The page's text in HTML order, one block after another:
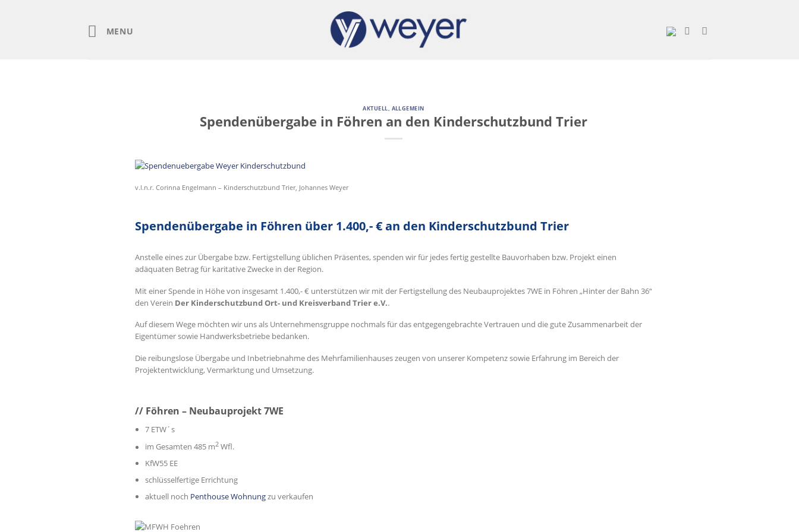
MENU
AKTUELL, ALLGEMEIN
Spendenübergabe in Föhren an den Kinderschutzbund Trier
v.l.n.r. Corinna Engelmann – Kinderschutzbund Trier, Johannes Weyer
Spendenübergabe in Föhren über 1.400,- € an den Kinderschutzbund Trier
Anstelle eines zur Übergabe bzw. Fertigstellung üblichen Präsentes, spenden wir für jedes fertig gestellte Bauvorhaben bzw. Projekt einen
adäquaten Betrag für karitative Zwecke in der Region.
Mit einer Spende in Höhe von insgesamt 1.400,- € unterstützen wir mit der Fertigstellung des Neubauprojektes 7WE in Föhren „Hinter der Bahn 36“
den Verein Der Kinderschutzbund Ort- und Kreisverband Trier e.V..
Auf diesem Wege möchten wir uns als Unternehmensgruppe nochmals für das entgegengebrachte Vertrauen und die gute Zusammenarbeit der
Eigentümer sowie Handwerksbetriebe bedanken.
Die reibungslose Übergabe und Inbetriebnahme des Mehrfamilienhauses zeugen von unserer Kompetenz sowie Erfahrung im Bereich der
Projektentwicklung, Vermarktung und Umsetzung.
// Föhren – Neubauprojekt 7WE
7 ETW´s
im Gesamten 485 m2Wfl.
KfW55 EE
schlüsselfertige Errichtung
aktuell noch Penthouse Wohnungzu verkaufen